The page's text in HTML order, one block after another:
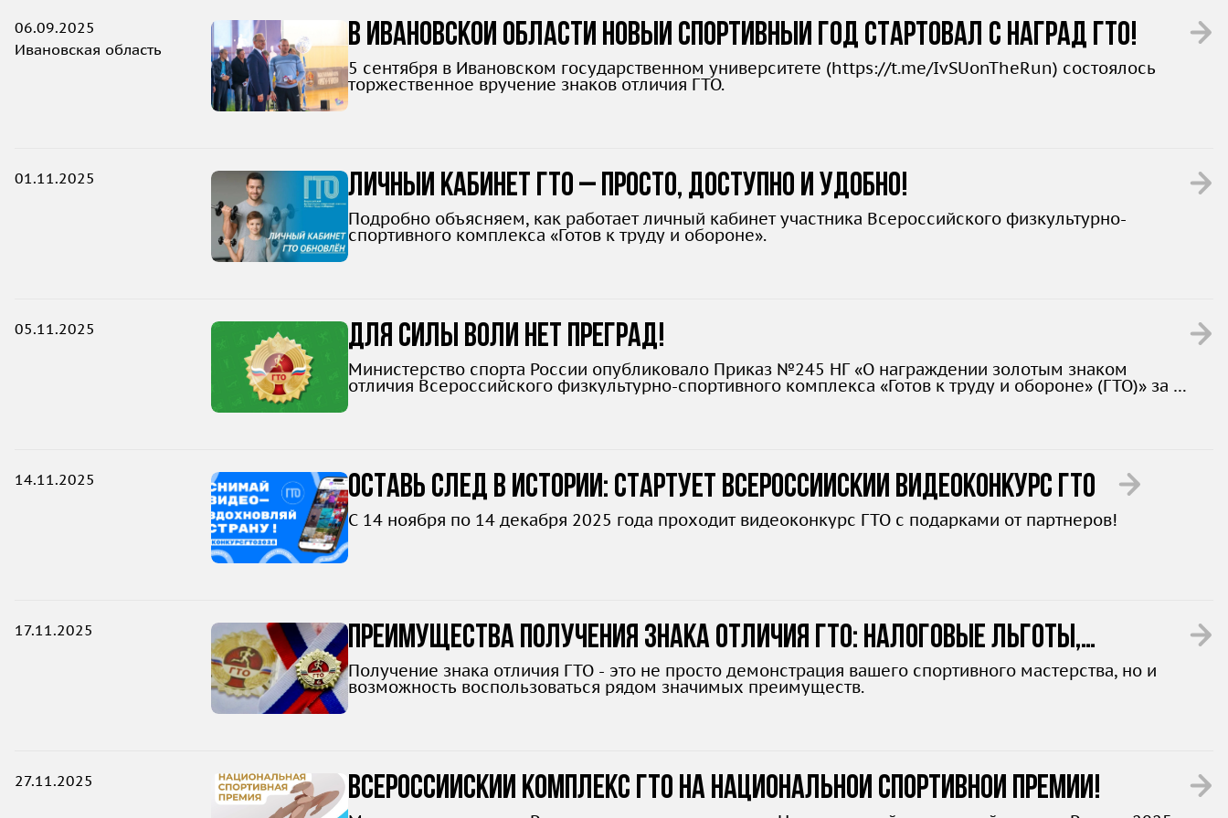
06.09.2025
Ивановская область
В Ивановской области новый спортивный год стартовал с наград ГТО!
5 сентября в Ивановском государственном университете (https://t.me/IvSUonTheRun) состоялось
торжественное вручение знаков отличия ГТО.
01.11.2025 Личный кабинет ГТО – просто, доступно и удобно!
Подробно объясняем, как работает личный кабинет участника Всероссийского физкультурно-
спортивного комплекса «Готов к труду и обороне».
05.11.2025 Для силы воли нет преград!
Министерство спорта России опубликовало Приказ №245 НГ «О награждении золотым знаком
отличия Всероссийского физкультурно-спортивного комплекса «Готов к труду и обороне» (ГТО)» за 3
14.11.2025 Оставь след в истории: стартует всероссийский видеоконкурс ГТО
С 14 ноября по 14 декабря 2025 года проходит видеоконкурс ГТО с подарками от партнеров!
17.11.2025
Преимущества получения знака отличия ГТО: налоговые льготы,
дополнительные баллы и стипендии
Получение знака отличия ГТО - это не просто демонстрация вашего спортивного мастерства, но и
возможность воспользоваться рядом значимых преимуществ.
27.11.2025 Всероссийский комплекс ГТО на Национальной спортивной премии!